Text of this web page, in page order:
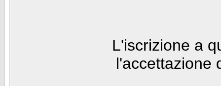
L'iscrizione a
l'accettazione